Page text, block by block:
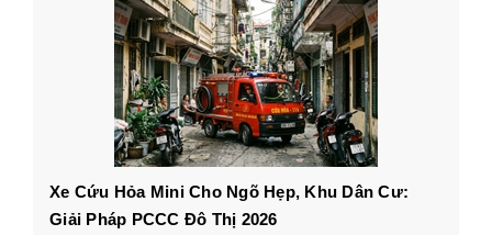
Xe Cứu Hỏa Mini Cho Ngõ Hẹp, Khu Dân Cư:
Giải Pháp PCCC Đô Thị 2026